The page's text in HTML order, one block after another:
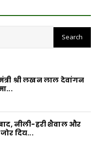
2026
साय के नेतृत्व में छत्ती...
जारामोंगिया की
में जल जीवन
राज्य सरकार दे
अग्रिम राज्यांश
श्री लखन लाल देवांगन
नीली-हरी शैवाल और
दिय...